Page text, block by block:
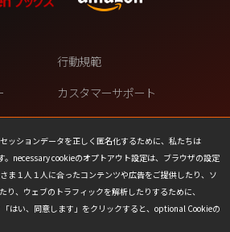
ッションデータを正しく匿名化するために、私たちは
。necessary cookieのオプトアウト設定は、ブラウザの設定
ま１人１人に合ったコンテンツや広告をご提供したり、ソ
り、ウェブのトラフィックを解析したりするために、
はい、同意します」をクリックすると、optional Cookieの
行動規範
カスタマーサポート
リシー
個人情報の販売や共有を許可し
ない
プレスリリース
お問い合わせ